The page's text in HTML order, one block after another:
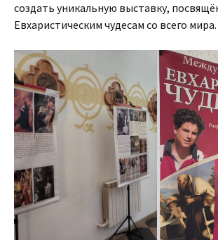
создать уникальную выставку,
Евхаристическим чудесам со всего мира.